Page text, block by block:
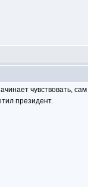
чувствовать,
президент.